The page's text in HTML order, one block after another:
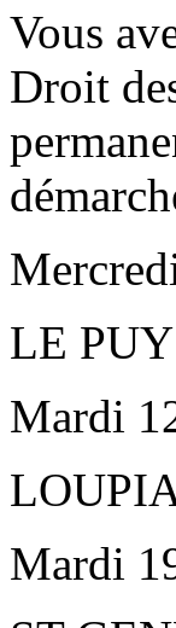
Vous
Droit
LE PUY
Mardi
Mardi